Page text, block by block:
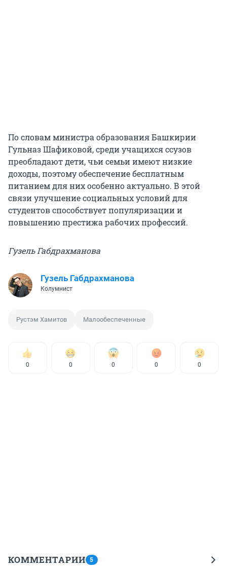
По словам министра образования Башкирии
Гульназ Шафиковой, среди учащихся ссузов
преобладают дети, чьи семьи имеют низкие
доходы, поэтому обеспечение бесплатным
питанием для них особенно актуально. В этой
связи улучшение социальных условий для
студентов способствует популяризации и
повышению престижа рабочих профессий.
Гузель Габдрахманова
Гузель Габдрахманова
Колумнист
Рустэм Хамитов Малообеспеченные
0 0 0 0 0
КОММЕНТАРИИ 5